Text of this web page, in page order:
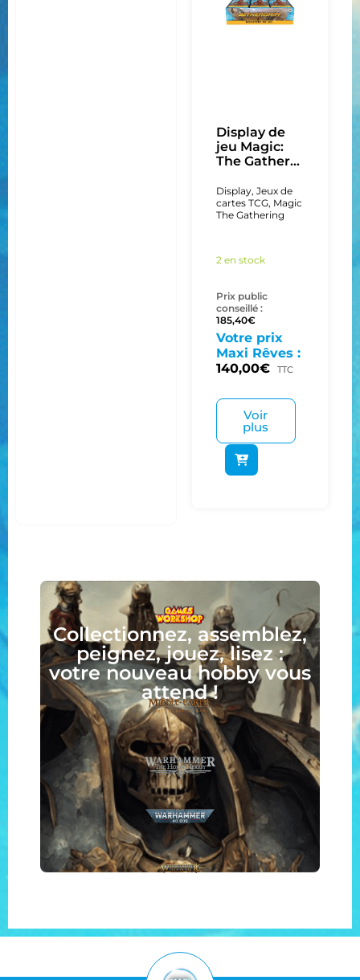
Display de
jeu Magic:
The Gather...
Display, Jeux de
cartes TCG, Magic
The Gathering
2 en stock
Prix public
conseillé :
185,40€
Votre prix
Maxi Rêves :
140,00€ TTC
Voir
plus
Collectionnez, assemblez,
peignez, jouez, lisez :
votre nouveau hobby vous
attend !